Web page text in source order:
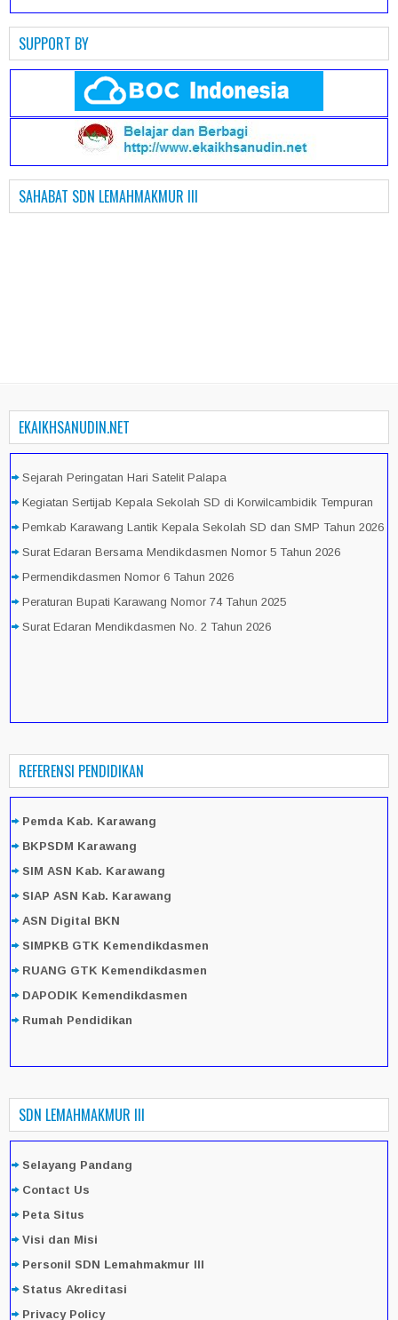
SUPPORT BY
SAHABAT SDN LEMAHMAKMUR III
EKAIKHSANUDIN.NET
Sejarah Peringatan Hari Satelit Palapa
Kegiatan Sertijab Kepala Sekolah SD di Korwilcambidik Tempuran
Pemkab Karawang Lantik Kepala Sekolah SD dan SMP Tahun 2026
Surat Edaran Bersama Mendikdasmen Nomor 5 Tahun 2026
Permendikdasmen Nomor 6 Tahun 2026
Peraturan Bupati Karawang Nomor 74 Tahun 2025
Surat Edaran Mendikdasmen No. 2 Tahun 2026
REFERENSI PENDIDIKAN
Pemda Kab. Karawang
BKPSDM Karawang
SIM ASN Kab. Karawang
SIAP ASN Kab. Karawang
ASN Digital BKN
SIMPKB GTK Kemendikdasmen
RUANG GTK Kemendikdasmen
DAPODIK Kemendikdasmen
Rumah Pendidikan
SDN LEMAHMAKMUR III
Selayang Pandang
Contact Us
Peta Situs
Visi dan Misi
Personil SDN Lemahmakmur III
Status Akreditasi
Privacy Policy